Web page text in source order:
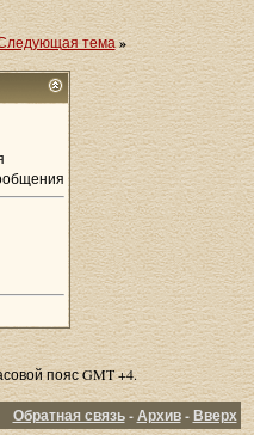
тема»
пояс GMT +4.
Обратная связь-Архив-Вверх